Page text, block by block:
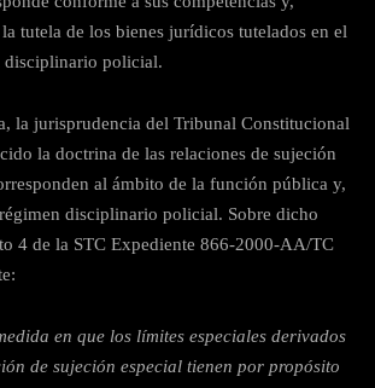
tutela de los bienes jurídicos tutelados en el
disciplinario policial.
la jurisprudencia del Tribunal Constitucional
la doctrina de las relaciones de sujeción
al ámbito de la función pública y,
disciplinario policial. Sobre dicho
4 de la STC Expediente 866-2000-AA/TC
en que los límites especiales derivados
de sujeción especial tienen por propósito